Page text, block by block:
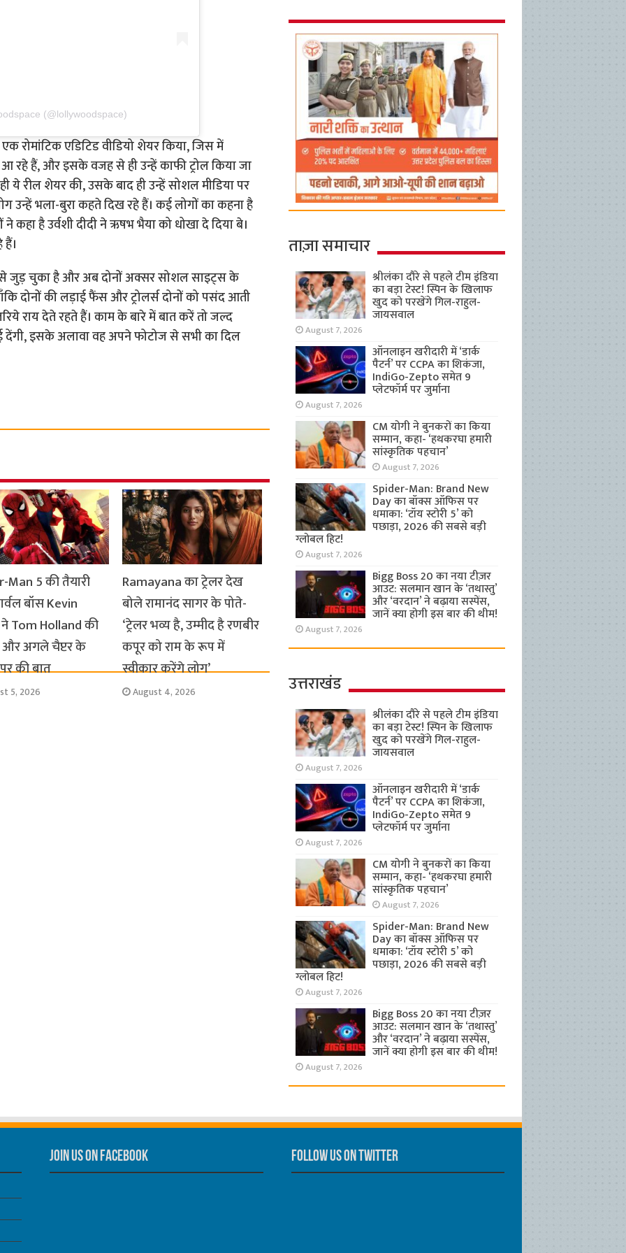
(@lollywoodspace)
एक रोमांटिक एडिटिड वीडियो शेयर किया, जिस में
आ रहे हैं, और इसके वजह से ही उन्हें काफी ट्रोल किया जा
ये रील शेयर की, उसके बाद ही उन्हें सोशल मीडिया पर
उन्हें भला-बुरा कहते दिख रहे हैं। कई लोगों का कहना है
कहा है उर्वशी दीदी ने ऋषभ भैया को धोखा दे दिया बे।
से जुड़ चुका है और अब दोनों अक्सर सोशल साइट्स के
दोनों की लड़ाई फैंस और ट्रोलर्स दोनों को पसंद आती
राय देते रहते हैं। काम के बारे में बात करें तो जल्द
देंगी, इसके अलावा वह अपने फोटोज से सभी का दिल
Man 5 की तैयारी
बॉस Kevin
Tom Holland की
और अगले चैप्टर के
की बात
5, 2026
Ramayana का ट्रेलर देख
बोले रामानंद सागर के पोते-
‘ट्रेलर भव्य है, उम्मीद है रणबीर
कपूर को राम के रूप में
स्वीकार करेंगे लोग’
August 4, 2026
ताज़ा समाचार
श्रीलंका दौरे से पहले टीम इंडिया
का बड़ा टेस्ट! स्पिन के खिलाफ
खुद को परखेंगे गिल-राहुल-
जायसवाल
August 7, 2026
ऑनलाइन खरीदारी में ‘डार्क
पैटर्न’ पर CCPA का शिकंजा,
IndiGo-Zepto समेत 9
प्लेटफॉर्म पर जुर्माना
August 7, 2026
CM योगी ने बुनकरों का किया
सम्मान, कहा- ‘हथकरघा हमारी
सांस्कृतिक पहचान’
August 7, 2026
Spider-Man: Brand New
Day का बॉक्स ऑफिस पर
धमाका: ‘टॉय स्टोरी 5’ को
पछाड़ा, 2026 की सबसे बड़ी
ग्लोबल हिट!
August 7, 2026
Bigg Boss 20 का नया टीज़र
आउट: सलमान खान के ‘तथास्तु’
और ‘वरदान’ ने बढ़ाया सस्पेंस,
जानें क्या होगी इस बार की थीम!
August 7, 2026
उत्तराखंड
श्रीलंका दौरे से पहले टीम इंडिया
का बड़ा टेस्ट! स्पिन के खिलाफ
खुद को परखेंगे गिल-राहुल-
जायसवाल
August 7, 2026
ऑनलाइन खरीदारी में ‘डार्क
पैटर्न’ पर CCPA का शिकंजा,
IndiGo-Zepto समेत 9
प्लेटफॉर्म पर जुर्माना
August 7, 2026
CM योगी ने बुनकरों का किया
सम्मान, कहा- ‘हथकरघा हमारी
सांस्कृतिक पहचान’
August 7, 2026
Spider-Man: Brand New
Day का बॉक्स ऑफिस पर
धमाका: ‘टॉय स्टोरी 5’ को
पछाड़ा, 2026 की सबसे बड़ी
ग्लोबल हिट!
August 7, 2026
Bigg Boss 20 का नया टीज़र
आउट: सलमान खान के ‘तथास्तु’
और ‘वरदान’ ने बढ़ाया सस्पेंस,
जानें क्या होगी इस बार की थीम!
August 7, 2026
Join us on Facebook Follow us on Twitter